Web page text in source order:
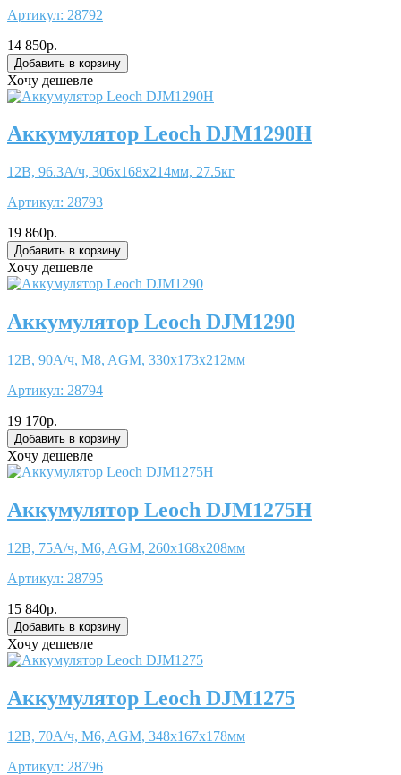
Артикул: 28792
14 850р.
Хочу дешевле
Аккумулятор Leoch DJM1290H
12В, 96.3А/ч, 306x168x214мм, 27.5кг
Артикул: 28793
19 860р.
Хочу дешевле
Аккумулятор Leoch DJM1290
12В, 90А/ч, M8, AGM, 330x173x212мм
Артикул: 28794
19 170р.
Хочу дешевле
Аккумулятор Leoch DJM1275H
12В, 75А/ч, M6, AGM, 260x168x208мм
Артикул: 28795
15 840р.
Хочу дешевле
Аккумулятор Leoch DJM1275
12В, 70А/ч, M6, AGM, 348x167x178мм
Артикул: 28796